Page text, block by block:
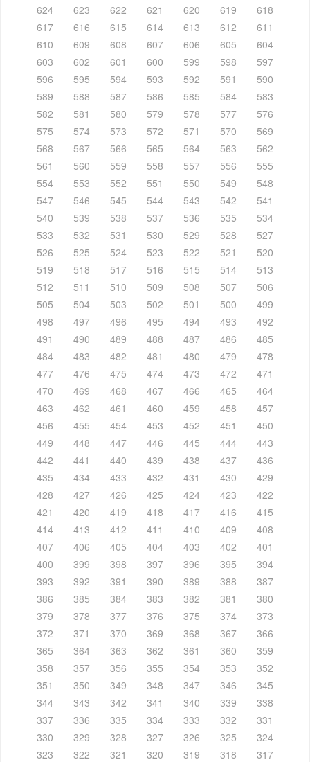
624
623 622 621 620 619
618
617
616 615 614 613 612
611
610
609 608 607 606 605
604
603
602 601 600 599 598
597
596
595 594 593 592 591
590
589
588 587 586 585 584
583
582
581 580 579 578 577
576
575
574 573 572 571 570
569
568
567 566 565 564 563
562
561
560 559 558 557 556
555
554
553 552 551 550 549
548
547
546 545 544 543 542
541
540
539 538 537 536 535
534
533
532 531 530 529 528
527
526
525 524 523 522 521
520
519
518 517 516 515 514
513
512
511 510 509 508 507
506
505
504 503 502 501 500
499
498
497 496 495 494 493
492
491
490 489 488 487 486
485
484
483 482 481 480 479
478
477
476 475 474 473 472
471
470
469 468 467 466 465
464
463
462 461 460 459 458
457
456
455 454 453 452 451
450
449
448 447 446 445 444
443
442
441 440 439 438 437
436
435
434 433 432 431 430
429
428
427 426 425 424 423
422
421
420 419 418 417 416
415
414
413 412 411 410 409
408
407
406 405 404 403 402
401
400
399 398 397 396 395
394
393
392 391 390 389 388
387
386
385 384 383 382 381
380
379
378 377 376 375 374
373
372
371 370 369 368 367
366
365
364 363 362 361 360
359
358
357 356 355 354 353
352
351
350 349 348 347 346
345
344
343 342 341 340 339
338
337
336 335 334 333 332
331
330
329 328 327 326 325
324
323
322 321 320 319 318
317